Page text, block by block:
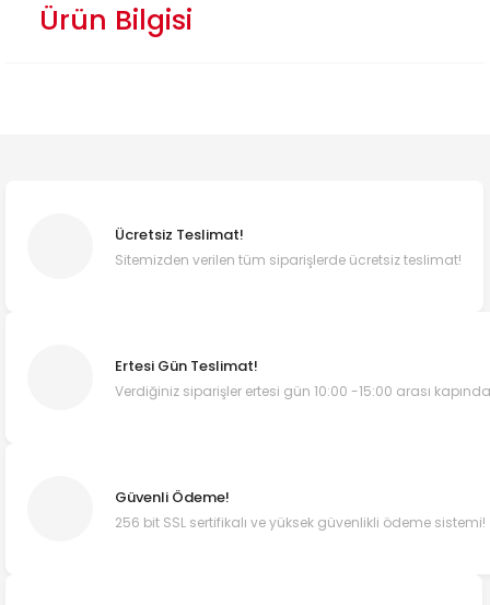
Ürün Bilgisi
Ücretsiz Teslimat!
Sitemizden verilen tüm siparişlerde ücretsiz teslimat!
Ertesi Gün Teslimat!
Verdiğiniz siparişler ertesi gün 10:00 -15:00 arası
Güvenli Ödeme!
256 bit SSL sertifikalı ve yüksek güvenlikli ödeme sistemi!